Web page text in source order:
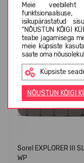
Meie veebileht
isikupärastatud
"NÕUSTUN KÕIGI
teabe jagamisega
meie küpsiste
saate oma
Küpsiste
NÕUSTUN KÕIGI
UUS
Sorel EXPLORER III
WP